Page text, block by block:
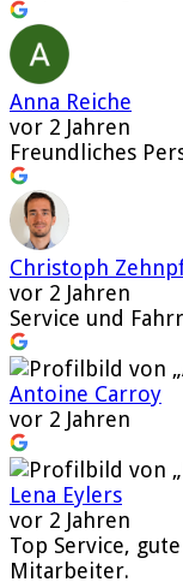
Anna Reiche
vor 2 Jahren
Freundliches
Christoph
vor 2 Jahren
Service und
Antoine Carroy
vor 2 Jahren
Lena Eylers
vor 2 Jahren
Top Service,
Mitarbeiter.